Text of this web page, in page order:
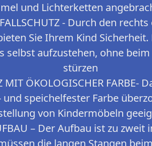
und Lichterketten
- Durch den
Sie Ihrem Kind
selbst aufzustehen, ohne
stürzen
MIT ÖKOLOGISCHER FARBE-
speichelfester Farbe
von Kindermöbeln
– Der Aufbau ist zu